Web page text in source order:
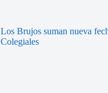
Los Brujos suman nueva
Colegiales